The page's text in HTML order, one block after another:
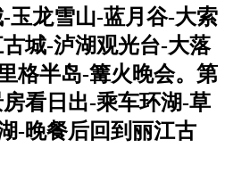
玉龙雪山-蓝月谷-大索
城-泸湖观光台-大落
格半岛-篝火晚会。第
看日出-乘车环湖-草
-晚餐后回到丽江古